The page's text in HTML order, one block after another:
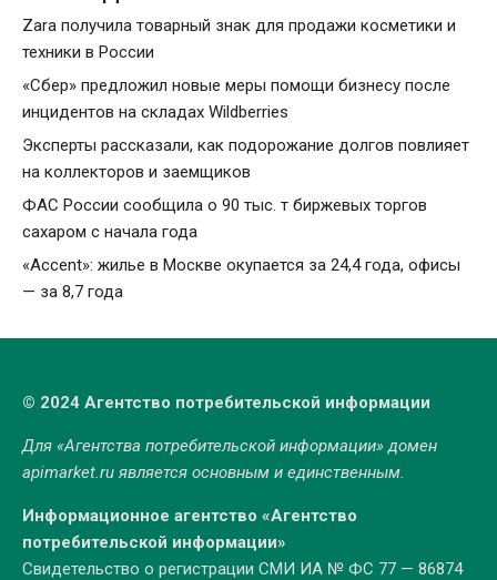
Zara получила товарный знак для продажи косметики и
техники в России
«Сбер» предложил новые меры помощи бизнесу после
инцидентов на складах Wildberries
Эксперты рассказали, как подорожание долгов повлияет
на коллекторов и заемщиков
ФАС России сообщила о 90 тыс. т биржевых торгов
сахаром с начала года
«Accent»: жилье в Москве окупается за 24,4 года, офисы
— за 8,7 года
© 2024 Агентство потребительской информации
Для «Агентства потребительской информации» домен
apimarket.ruявляется основным и единственным.
Информационное агентство «Агентство
потребительской информации»
Свидетельство о регистрации СМИ ИА № ФС 77 — 86874